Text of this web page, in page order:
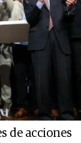
de acciones